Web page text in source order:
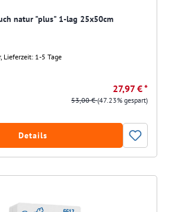
natur "plus" 1-lag 25x50cm
Lieferzeit: 1-5 Tage
27,97 € *
53,00 €(47.23% gespart)
Details